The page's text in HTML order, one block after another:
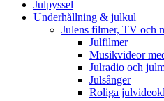
Julpyssel
Underhållning & julkul
Julens filmer, TV och
Julfilmer
Musikvideor
Julradio och
Julsånger
Roliga